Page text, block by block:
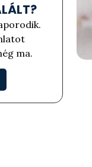
ma.